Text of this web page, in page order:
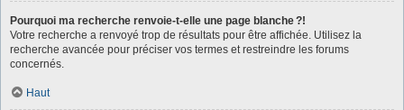
Pourquoi ma recherche renvoie-t-elle une page blanche ?!
Votre recherche a renvoyé trop de résultats pour être affichée. Utilisez la
recherche avancée pour préciser vos termes et restreindre les forums
concernés.
Haut